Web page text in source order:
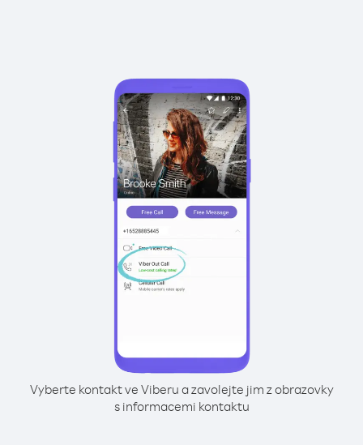
Vyberte kontakt ve Viberu a zavolejte jim z obrazovky
s informacemi kontaktu